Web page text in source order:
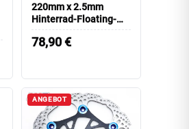
220mm x 2.5mm
Hinterrad-Floating-
Bremsscheibe
SURRON Light Bee
78,90€
ANGEBOT